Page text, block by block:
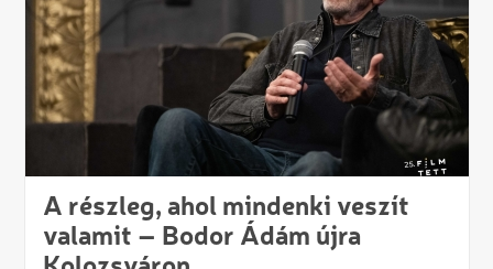
A részleg, ahol mindenki veszít
valamit – Bodor Ádám újra